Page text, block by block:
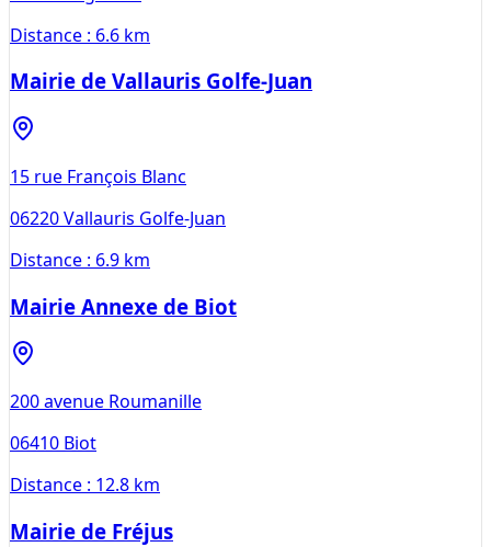
Distance : 6.6 km
Mairie de Vallauris Golfe-Juan
15 rue François Blanc
06220Vallauris Golfe-Juan
Distance : 6.9 km
Mairie Annexe de Biot
200 avenue Roumanille
06410 Biot
Distance : 12.8 km
Mairie de Fréjus